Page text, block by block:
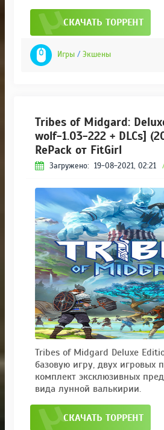
СКАЧАТЬ ТОРРЕНТ
Игры / Экшены
Tribes of Midgard:
wolf-1.03-222 + DLCs]
RePack от FitGirl
Загружено: 19-08-2021, 02:21
Tribes of Midgard Deluxe
базовую игру, двух игровых
комплект эксклюзивных
вида лунной валькирии.
СКАЧАТЬ ТОРРЕНТ